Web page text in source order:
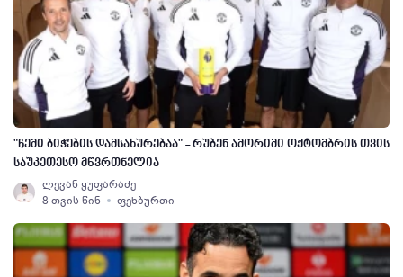
"ჩემი ბიჭების დამსახურებაა" - რუბენ ამორიმი ოქტომბრის თვის
საუკეთესო მწვრთნელია
ლევან ყუფარაძე
8 თვის წინ
ფეხბურთი